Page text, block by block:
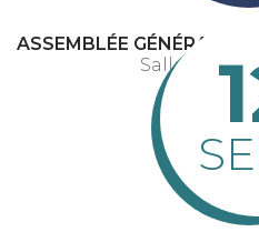
ASSEMBLÉE GÉNÉRALE
Salle des